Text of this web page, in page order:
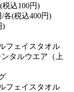
込100円)
各(税込400円)
)
フェイスタオル
タルウエア（上
フェイスタオル